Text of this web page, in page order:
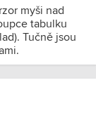
myši nad
tabulku
Tučně jsou